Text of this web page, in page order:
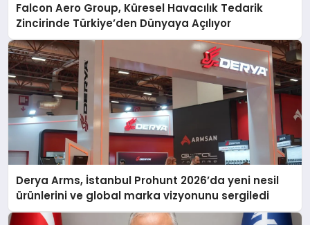
Falcon Aero Group, Küresel Havacılık Tedarik
Zincirinde Türkiye’den Dünyaya Açılıyor
Derya Arms, İstanbul Prohunt 2026’da yeni nesil
ürünlerini ve global marka vizyonunu sergiledi